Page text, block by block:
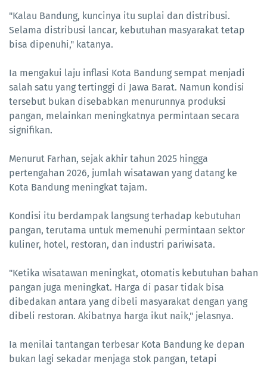
"Kalau Bandung, kuncinya itu suplai dan distribusi.
Selama distribusi lancar, kebutuhan masyarakat tetap
bisa dipenuhi," katanya.
Ia mengakui laju inflasi Kota Bandung sempat menjadi
salah satu yang tertinggi di Jawa Barat. Namun kondisi
tersebut bukan disebabkan menurunnya produksi
pangan, melainkan meningkatnya permintaan secara
signifikan.
Menurut Farhan, sejak akhir tahun 2025 hingga
pertengahan 2026, jumlah wisatawan yang datang ke
Kota Bandung meningkat tajam.
Kondisi itu berdampak langsung terhadap kebutuhan
pangan, terutama untuk memenuhi permintaan sektor
kuliner, hotel, restoran, dan industri pariwisata.
"Ketika wisatawan meningkat, otomatis kebutuhan bahan
pangan juga meningkat. Harga di pasar tidak bisa
dibedakan antara yang dibeli masyarakat dengan yang
dibeli restoran. Akibatnya harga ikut naik," jelasnya.
Ia menilai tantangan terbesar Kota Bandung ke depan
bukan lagi sekadar menjaga stok pangan, tetapi